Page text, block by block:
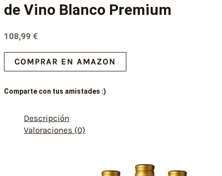
de Vino Blanco Premium
108,99 €
COMPRAR EN AMAZON
Comparte con tus amistades :)
Descripción
Valoraciones (0)